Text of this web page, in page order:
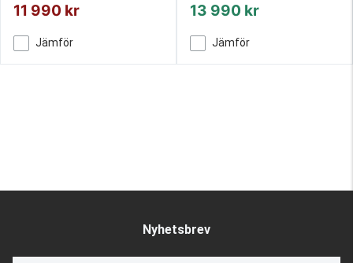
11 990 kr
Jämför
13 990 kr
Jämför
Nyhetsbrev